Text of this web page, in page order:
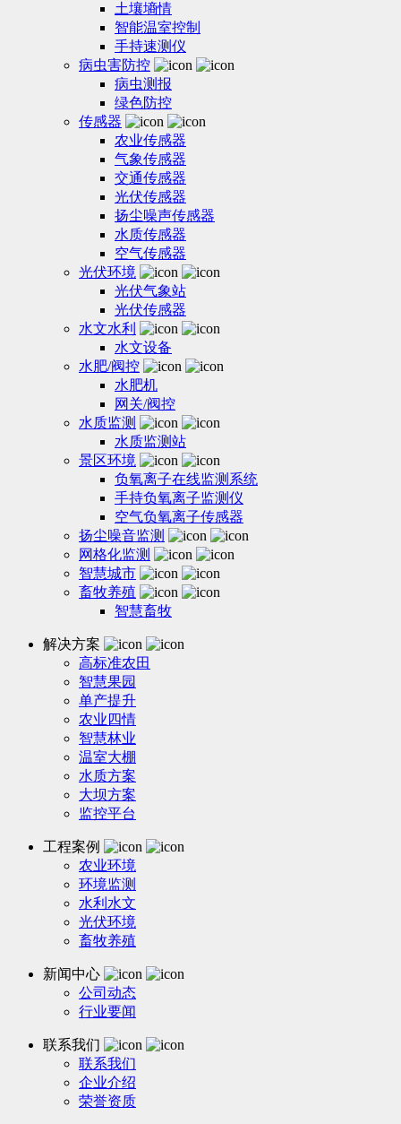
土壤墒情
智能温室控制
手持速测仪
病虫害防控
病虫测报
绿色防控
传感器
农业传感器
气象传感器
交通传感器
光伏传感器
扬尘噪声传感器
水质传感器
空气传感器
光伏环境
光伏气象站
光伏传感器
水文水利
水文设备
水肥/阀控
水肥机
网关/阀控
水质监测
水质监测站
景区环境
负氧离子在线监测系统
手持负氧离子监测仪
空气负氧离子传感器
扬尘噪音监测
网格化监测
智慧城市
畜牧养殖
智慧畜牧
解决方案
高标准农田
智慧果园
单产提升
农业四情
智慧林业
温室大棚
水质方案
大坝方案
监控平台
工程案例
农业环境
环境监测
水利水文
光伏环境
畜牧养殖
新闻中心
公司动态
行业要闻
联系我们
联系我们
企业介绍
荣誉资质